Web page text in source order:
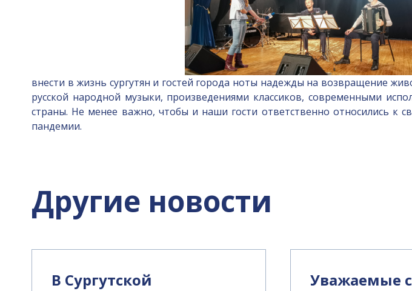
внести в жизнь сургутян и гостей города ноты надежды на возвращение
русской народной музыки, произведениями классиков, современными
страны. Не менее важно, чтобы и наши гости ответственно относились
пандемии.
Другие новости
В Сургутской
Уважаемые